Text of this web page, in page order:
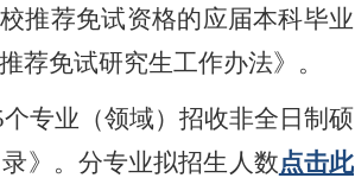
推荐免试资格的应届本科毕业
荐免试研究生工作办法》。
个专业（领域）招收非全日制硕
》。分专业拟招生人数点击此